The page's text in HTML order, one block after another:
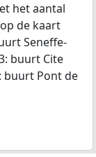
het aantal
de kaart
Seneffe-
buurt Cite
buurt Pont de